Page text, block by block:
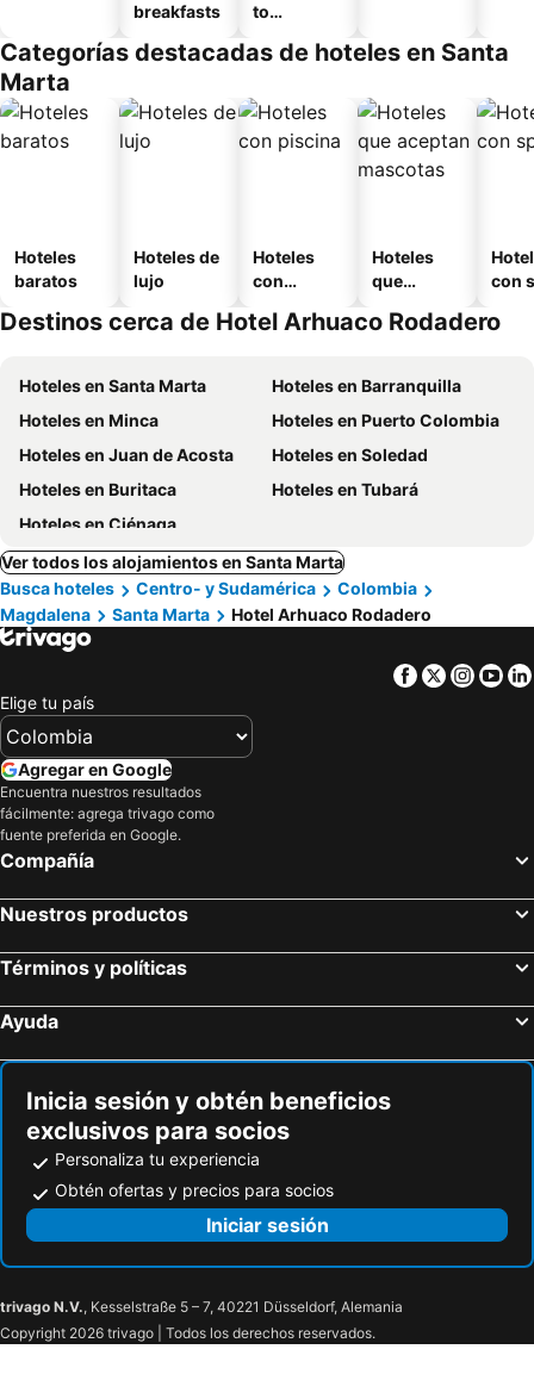
breakfasts
to
o
Categorías destacadas de hoteles en Santa
Marta
Hoteles
baratos
Hoteles de
lujo
Hoteles
con
Hoteles
que
mascotas
con
Destinos cerca de Hotel Arhuaco Rodadero
Hoteles en Santa Marta
Hoteles en Barranquilla
Hoteles en Minca
Hoteles en Puerto Colombia
Hoteles en Juan de Acosta
Hoteles en Soledad
Hoteles en Buritaca
Hoteles en Tubará
Hoteles en Ciénaga
Ver todos los alojamientos en Santa Marta
Busca hoteles
Centro- y Sudamérica
Colombia
Magdalena
Santa Marta Hotel Arhuaco Rodadero
Facebook
Twitter
Elige tu país
Agregar en Google
Encuentra nuestros resultados
fácilmente: agrega trivago como
fuente preferida en Google.
Compañía
Nuestros productos
Términos y políticas
Ayuda
Inicia sesión y obtén beneficios
exclusivos para socios
Personaliza tu experiencia
Obtén ofertas y precios para socios
Iniciar sesión
trivago N.V., Kesselstraße 5 – 7, 40221 Düsseldorf, Alemania
Copyright 2026 trivago | Todos los derechos reservados.